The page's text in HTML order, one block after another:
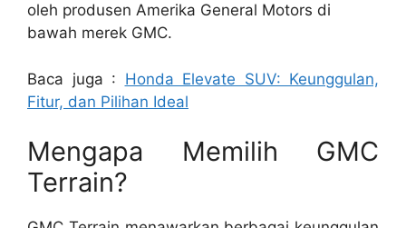
oleh produsen Amerika General Motors di
bawah merek GMC.
Baca juga : Honda Elevate SUV: Keunggulan,
Fitur, dan Pilihan Ideal
Mengapa Memilih GMC
Terrain?